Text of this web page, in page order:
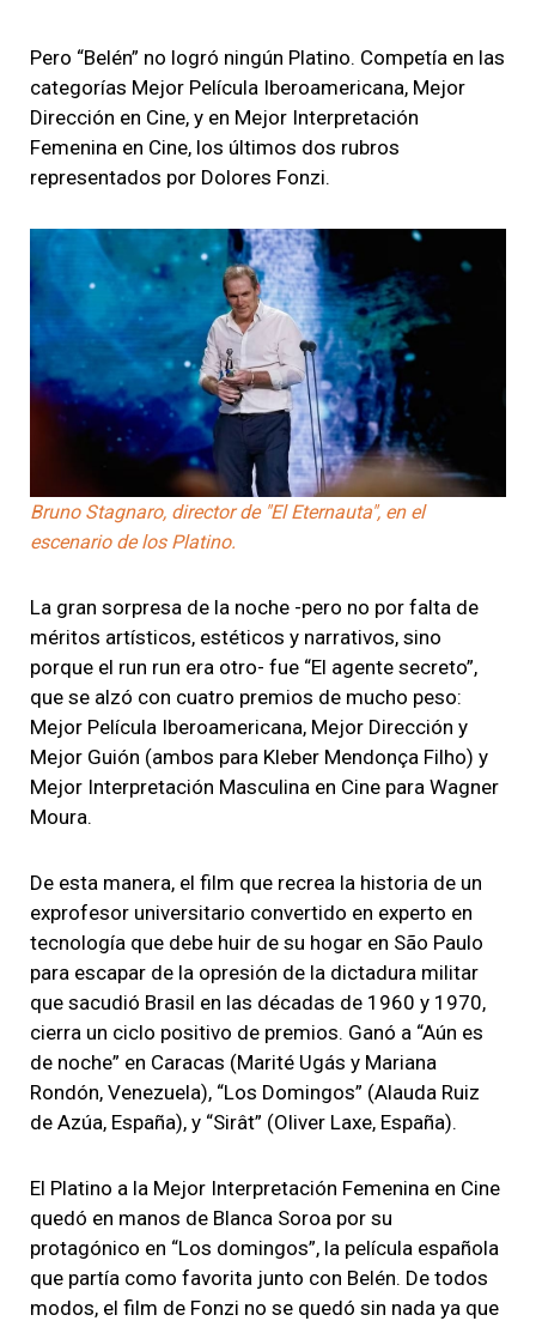
Pero “Belén” no logró ningún Platino. Competía en las
categorías Mejor Película Iberoamericana, Mejor
Dirección en Cine, y en Mejor Interpretación
Femenina en Cine, los últimos dos rubros
representados por Dolores Fonzi.
Bruno Stagnaro, director de "El Eternauta", en el
escenario de los Platino.
La gran sorpresa de la noche -pero no por falta de
méritos artísticos, estéticos y narrativos, sino
porque el run run era otro- fue “El agente secreto”,
que se alzó con cuatro premios de mucho peso:
Mejor Película Iberoamericana, Mejor Dirección y
Mejor Guión (ambos para Kleber Mendonça Filho) y
Mejor Interpretación Masculina en Cine para Wagner
Moura.
De esta manera, el film que recrea la historia de un
exprofesor universitario convertido en experto en
tecnología que debe huir de su hogar en São Paulo
para escapar de la opresión de la dictadura militar
que sacudió Brasil en las décadas de 1960 y 1970,
cierra un ciclo positivo de premios. Ganó a “Aún es
de noche” en Caracas (Marité Ugás y Mariana
Rondón, Venezuela), “Los Domingos” (Alauda Ruiz
de Azúa, España), y “Sirât” (Oliver Laxe, España).
El Platino a la Mejor Interpretación Femenina en Cine
quedó en manos de Blanca Soroa por su
protagónico en “Los domingos”, la película española
que partía como favorita junto con Belén. De todos
modos, el film de Fonzi no se quedó sin nada ya que